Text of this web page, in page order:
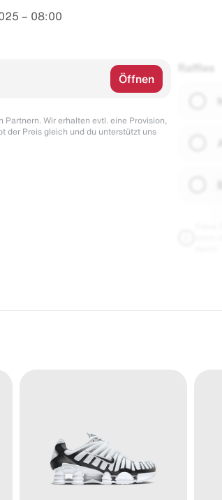
– 08:00
Öffnen
Wir erhalten evtl. eine Provision,
der Preis gleich und du unterstützt uns
Raffles